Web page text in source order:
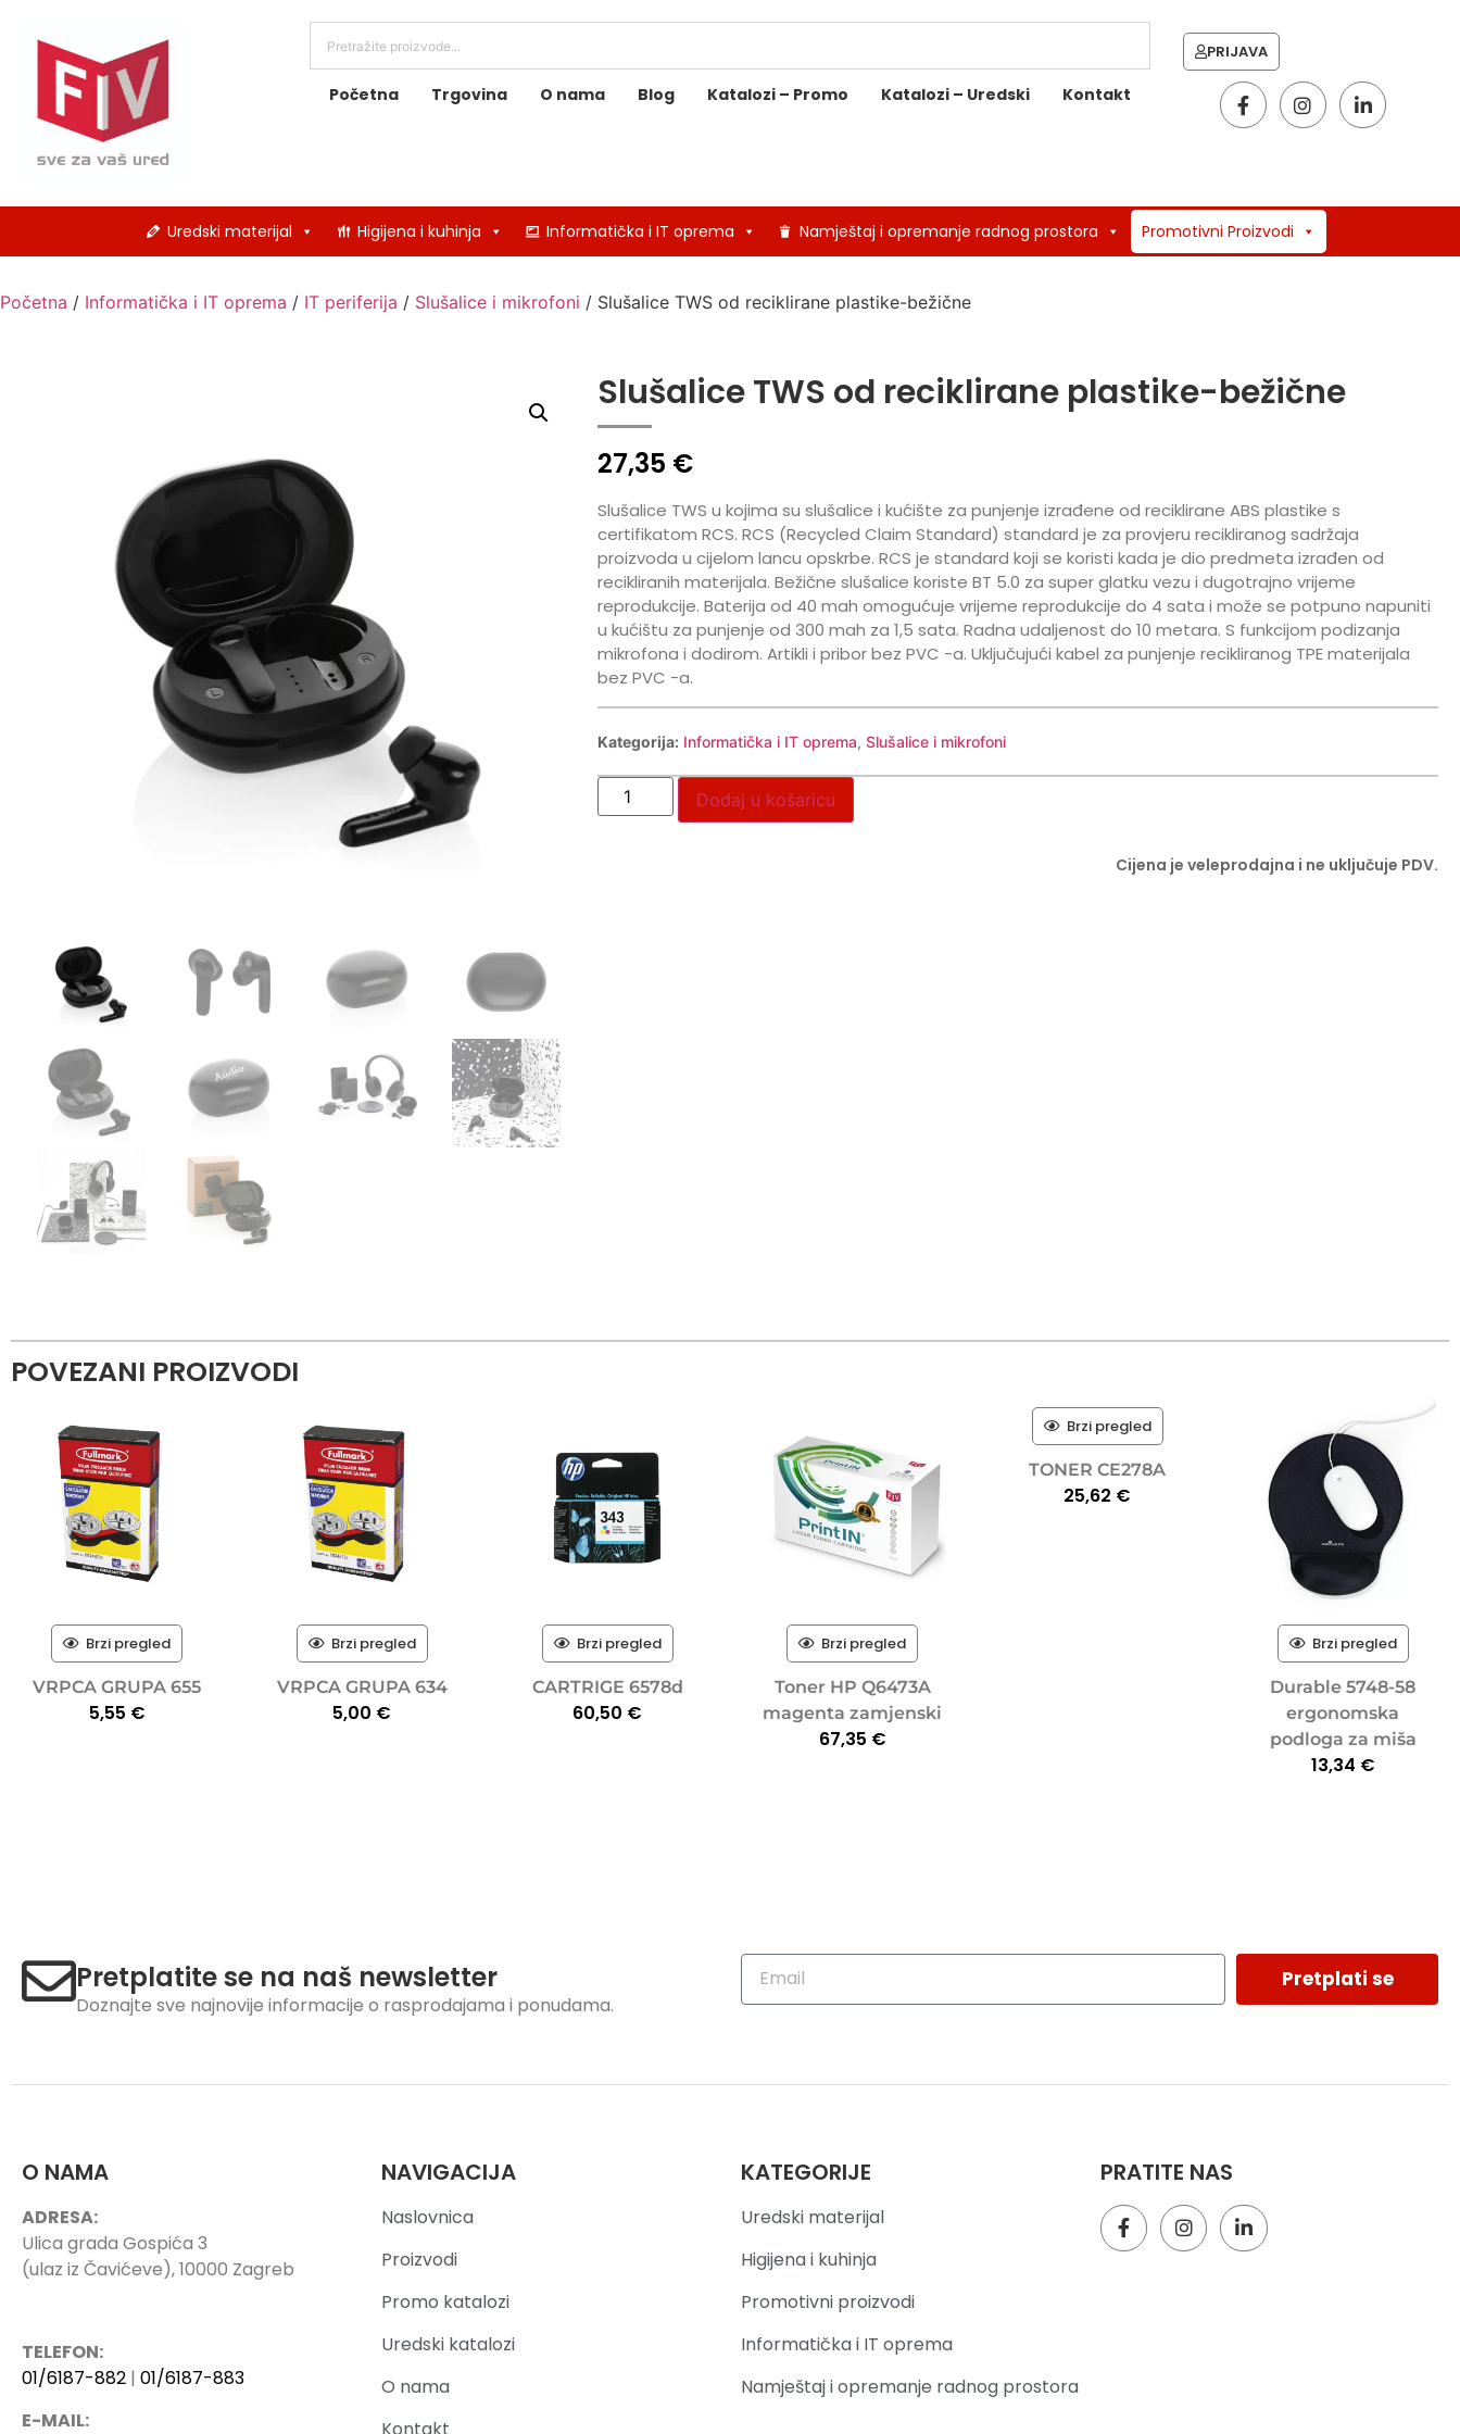
Početna Trgovina O nama Blog Katalozi – Promo Katalozi – Uredski Kontakt
PRIJAVA
Uredski materijal Higijena i kuhinja Informatička i IT oprema Namještaj i opremanje radnog prostora Promotivni Proizvodi
Početna / Informatička i IT oprema / IT periferija / Slušalice i mikrofoni / Slušalice TWS od reciklirane plastike-bežične
Slušalice TWS od reciklirane plastike-bežične
27,35 €
Slušalice TWS u kojima su slušalice i kućište za punjenje izrađene od reciklirane ABS plastike s
certifikatom RCS. RCS (Recycled Claim Standard) standard je za provjeru recikliranog sadržaja
proizvoda u cijelom lancu opskrbe. RCS je standard koji se koristi kada je dio predmeta izrađen od
recikliranih materijala. Bežične slušalice koriste BT 5.0 za super glatku vezu i dugotrajno vrijeme
reprodukcije. Baterija od 40 mah omogućuje vrijeme reprodukcije do 4 sata i može se potpuno napuniti
u kućištu za punjenje od 300 mah za 1,5 sata. Radna udaljenost do 10 metara. S funkcijom podizanja
mikrofona i dodirom. Artikli i pribor bez PVC -a. Uključujući kabel za punjenje recikliranog TPE materijala
bez PVC -a.
Kategorija: Informatička i IT oprema, Slušalice i mikrofoni
Dodaj u košaricu
Cijena je veleprodajna i ne uključuje PDV.
POVEZANI PROIZVODI
Brzi pregled
VRPCA GRUPA 655
5,55 €
Brzi pregled
VRPCA GRUPA 634
5,00 €
Brzi pregled
CARTRIGE 6578d
60,50 €
Brzi pregled
Toner HP Q6473A
magenta zamjenski
67,35 €
Brzi pregled
TONER CE278A
25,62 €
Brzi pregled
Durable 5748-58
ergonomska
podloga za miša
13,34 €
Pretplatite se na naš newsletter
Doznajte sve najnovije informacije o rasprodajama i ponudama.
Pretplati se
O NAMA
ADRESA:
Ulica grada Gospića 3
(ulaz iz Čavićeve), 10000 Zagreb
TELEFON:
01/6187-882 | 01/6187-883
E-MAIL:
NAVIGACIJA
Naslovnica
Proizvodi
Promo katalozi
Uredski katalozi
O nama
Kontakt
KATEGORIJE
Uredski materijal
Higijena i kuhinja
Promotivni proizvodi
Informatička i IT oprema
Namještaj i opremanje radnog prostora
PRATITE NAS